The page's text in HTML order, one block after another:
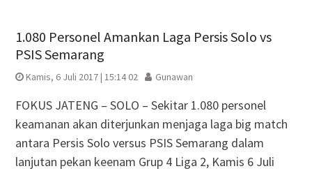
1.080 Personel Amankan Laga Persis Solo vs
PSIS Semarang
Kamis, 6 Juli 2017 | 15:14 02 Gunawan
FOKUS JATENG – SOLO – Sekitar 1.080 personel
keamanan akan diterjunkan menjaga laga big match
antara Persis Solo versus PSIS Semarang dalam
lanjutan pekan keenam Grup 4 Liga 2, Kamis 6 Juli